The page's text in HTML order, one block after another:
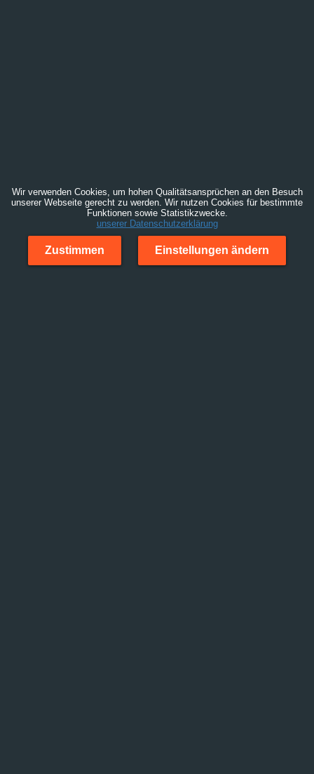
Wir verwenden Cookies, um hohen Qualitätsansprüchen an den Besuch
unserer Webseite gerecht zu werden. Wir nutzen Cookies für bestimmte
Funktionen sowie Statistikzwecke.
unserer Datenschutzerklärung
Zustimmen Einstellungen ändern